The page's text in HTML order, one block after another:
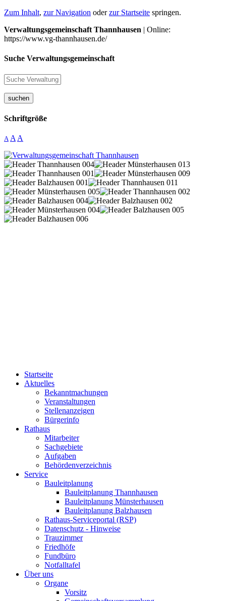
Zum Inhalt, zur Navigation oderzur Startseite springen.
Verwaltungsgemeinschaft Thannhausen | Online:
https://www.vg-thannhausen.de/
Suche Verwaltungsgemeinschaft
suchen
Schriftgröße
A A A
Startseite
Aktuelles
Bekanntmachungen
Veranstaltungen
Stellenanzeigen
Bürgerinfo
Rathaus
Mitarbeiter
Sachgebiete
Aufgaben
Behördenverzeichnis
Service
Bauleitplanung
Bauleitplanung Thannhausen
Bauleitplanung Münsterhausen
Bauleitplanung Balzhausen
Rathaus-Serviceportal (RSP)
Datenschutz - Hinweise
Trauzimmer
Friedhöfe
Fundbüro
Notfalltafel
Über uns
Organe
Vorsitz